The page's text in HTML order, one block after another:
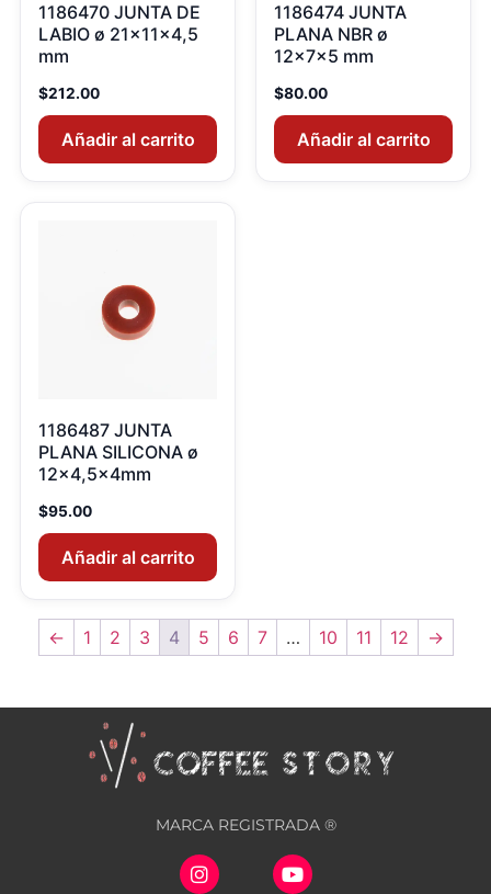
1186470 JUNTA DE
LABIO ø 21x11x4,5
mm
$212.00
Añadir al carrito
1186474 JUNTA
PLANA NBR ø
12x7x5 mm
$80.00
Añadir al carrito
1186487 JUNTA
PLANA SILICONA ø
12×4,5x4mm
$95.00
Añadir al carrito
← 1 2 3 4 5 6 7 … 10 11 12 →
MARCA REGISTRADA ®